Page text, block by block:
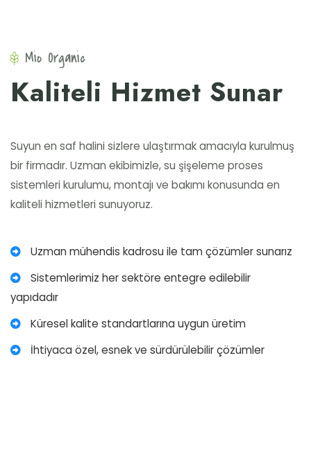
Mio Organic
Kaliteli Hizmet Sunar
Suyun en saf halini sizlere ulaştırmak amacıyla kurulmuş
bir firmadır. Uzman ekibimizle, su şişeleme proses
sistemleri kurulumu, montajı ve bakımı konusunda en
kaliteli hizmetleri sunuyoruz.
Uzman mühendis kadrosu ile tam çözümler sunarız
Sistemlerimiz her sektöre entegre edilebilir
yapıdadır
Küresel kalite standartlarına uygun üretim
İhtiyaca özel, esnek ve sürdürülebilir çözümler